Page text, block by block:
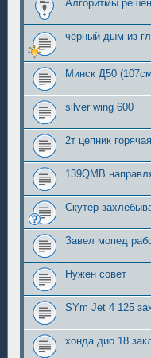
Алгоритмы
чёрный дым из
Минск Д50
silver wing 600
2т цепник
139QMB
Скутер
Завел мопед
Нужен совет
SYm Jet 4 125
хонда дио 18